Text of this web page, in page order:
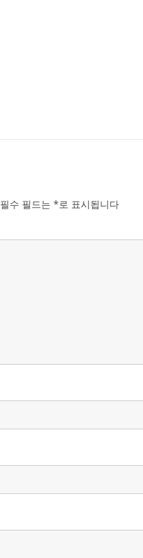
필수 필드는 *로 표시됩니다